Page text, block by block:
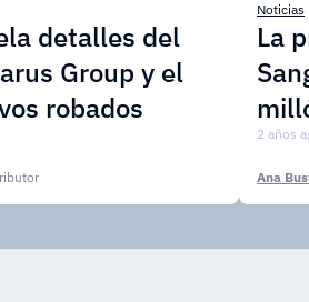
detalles del
Group y el
robados
Noticias
La
2 años
Ana